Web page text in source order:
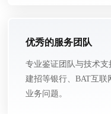
优秀的服务团队
专业鉴证团队与技术
建招等银行、BAT互
业务问题。